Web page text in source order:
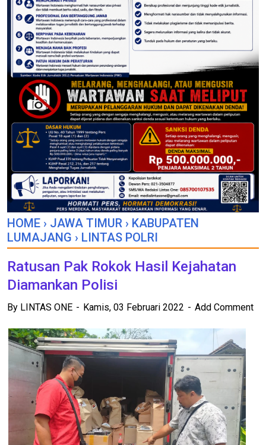
HOME › JAWA TIMUR › KABUPATEN
LUMAJANG › LINTAS POLRI
Ratusan Pak Rokok Hasil Kejahatan
Diamankan Polisi
By LINTAS ONE Kamis, 03 Februari 2022 Add Comment